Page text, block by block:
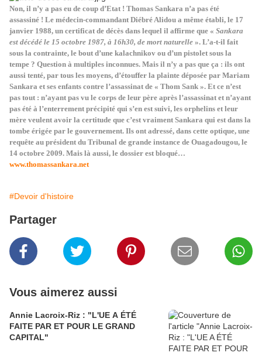
Non, il n’y a pas eu de coup d’Etat ! Thomas Sankara n’a pas été
assassiné ! Le médecin-commandant Diébré Alidou a même établi, le 17
janvier 1988, un certificat de décès dans lequel il affirme que « Sankara
est décédé le 15 octobre 1987, à 16h30, de mort naturelle ». L’a-t-il fait
sous la contrainte, le bout d’une kalachnikov ou d’un pistolet sous la
tempe ? Question à multiples inconnues. Mais il n’y a pas que ça : ils ont
aussi tenté, par tous les moyens, d’étouffer la plainte déposée par Mariam
Sankara et ses enfants contre l’assassinat de « Thom Sank ». Et ce n’est
pas tout : n’ayant pas vu le corps de leur père après l’assassinat et n’ayant
pas été à l’enterrement précipité qui s’en est suivi, les orphelins et leur
mère veulent avoir la certitude que c’est vraiment Sankara qui est dans la
tombe érigée par le gouvernement. Ils ont adressé, dans cette optique, une
requête au président du Tribunal de grande instance de Ouagadougou, le
14 octobre 2009. Mais là aussi, le dossier est bloqué…
www.thomassankara.net
#Devoir d'histoire
Partager
Vous aimerez aussi
Annie Lacroix-Riz : "L'UE A ÉTÉ
FAITE PAR ET POUR LE GRAND
CAPITAL"